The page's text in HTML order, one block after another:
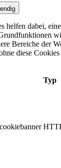
helfen dabei,
Bereiche der
diese
Typ